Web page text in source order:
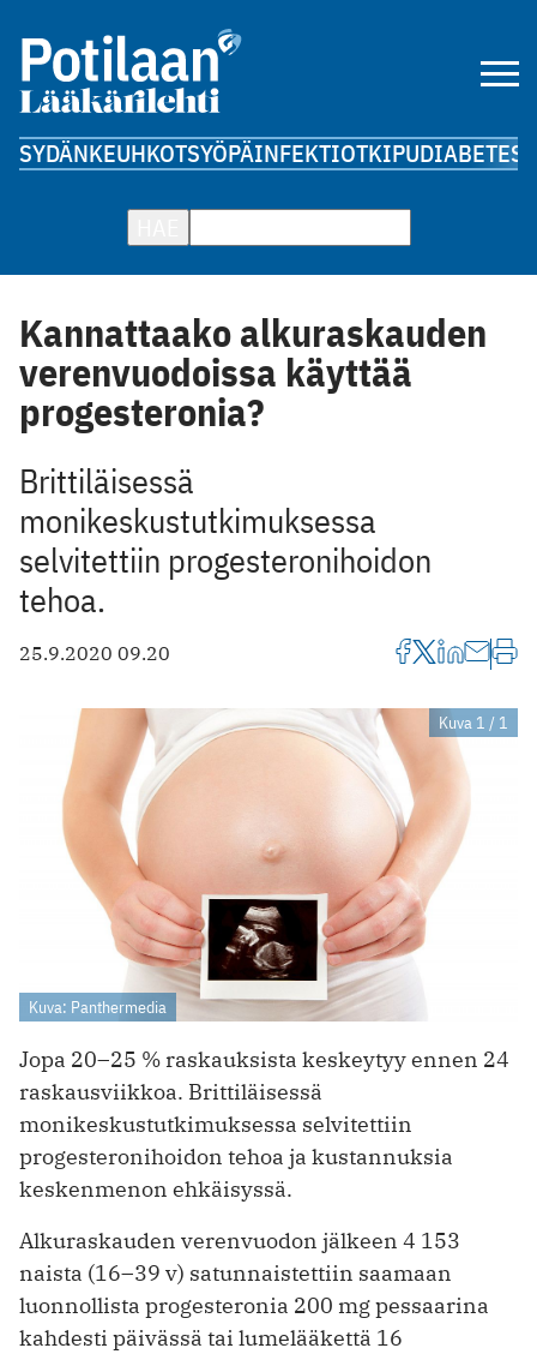
SYDÄNKEUHKOTSYÖPÄINFEKTIOTKIPUDIABETES
Kannattaako alkuraskauden
verenvuodoissa käyttää
progesteronia?
Brittiläisessä
monikeskustutkimuksessa
selvitettiin progesteronihoidon
tehoa.
25.9.2020 09.20
Kuva 1 / 1
Kuva: Panthermedia
Jopa 20–25 % raskauksista keskeytyy ennen 24
raskausviikkoa. Brittiläisessä
monikeskustutkimuksessa selvitettiin
progesteronihoidon tehoa ja kustannuksia
keskenmenon ehkäisyssä.
Alkuraskauden verenvuodon jälkeen 4 153
naista (16–39 v) satunnaistettiin saamaan
luonnollista progesteronia 200 mg pessaarina
kahdesti päivässä tai lumelääkettä 16